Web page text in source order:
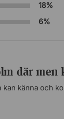
18%
6%
där
kan känna och